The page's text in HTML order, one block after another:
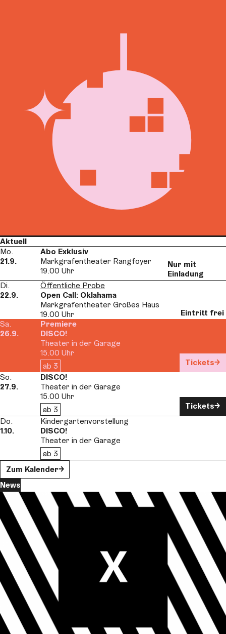
Aktuell
Mo.
21.9.
Abo Exklusiv
Markgrafentheater Rangfoyer
19.00 Uhr
Nur mit
Einladung
Di.
22.9.
Öffentliche Probe
Open Call: Oklahama
Markgrafentheater Großes Haus
19.00 Uhr
Eintritt frei
Sa.
26.9.
Premiere
DISCO!
Theater in der Garage
15.00 Uhr
ab 3
Tickets
So.
27.9.
DISCO!
Theater in der Garage
15.00 Uhr
ab 3
Tickets
Do.
1.10.
Kindergartenvorstellung
DISCO!
Theater in der Garage
ab 3
Zum Kalender
News